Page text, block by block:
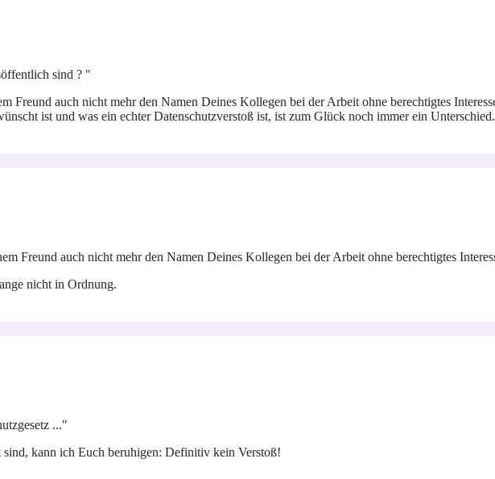
sind ? "
Freund auch nicht mehr den Namen Deines Kollegen bei der Arbeit ohne berechtigtes
ist und was ein echter Datenschutzverstoß ist, ist zum Glück noch immer ein Unterschied.
Freund auch nicht mehr den Namen Deines Kollegen bei der Arbeit ohne berechtigtes
nicht in Ordnung.
..."
kann ich Euch beruhigen: Definitiv kein Verstoß!